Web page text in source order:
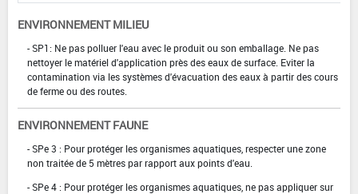
ENVIRONNEMENT MILIEU
- SP1: Ne pas polluer l'eau avec le produit ou son emballage. Ne pas
nettoyer le matériel d'application près des eaux de surface. Eviter la
contamination via les systèmes d'évacuation des eaux à partir des cours
de ferme ou des routes.
ENVIRONNEMENT FAUNE
- SPe 3 : Pour protéger les organismes aquatiques, respecter une zone
non traitée de 5 mètres par rapport aux points d'eau.
- SPe 4 : Pour protéger les organismes aquatiques, ne pas appliquer sur